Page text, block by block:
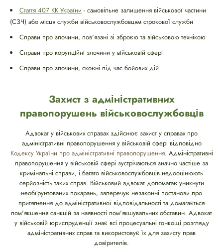
Стаття 407 КК України - самовільне залишення військової частини
(СЗЧ) або місця служби військовослужбовцям строкової служби
Справи про злочини, пов'язані зі зброєю та військовою технікою
Справи про корупційні злочини у військовій сфері
Справи про злочини, скоєні під час бойових дій
Захист з адміністративних
правопорушень військовослужбовців
Адвокат у військових справах здійснює захист у справах про
адміністративні правопорушення у військовій сфері відповідно
Кодексу України про адміністративні правопорушення. Адміністративні
правопорушення у військовій сфері зустрічаються значно частіше за
кримінальні справи, і багато військовослужбовців недооцінюють
серйозність таких справ. Військовий адвокат допомагає уникнути
необґрунтованих покарань, заперечує незаконні постанови про
притягнення до адміністративної відповідальності та домагається
пом'якшення санкцій за наявності пом'якшувальних обставин. Адвокат
у військовій юриспруденції знає всі процесуальні тонкощі розгляду
адміністративних справ та використовує їх для захисту прав
довірителів.